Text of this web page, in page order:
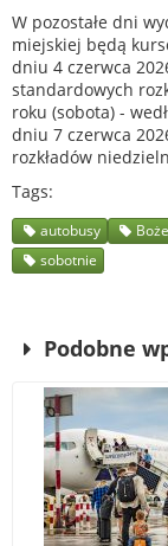
W pozostałe dni
miejskiej będą
dniu 4 czerwca
standardowych
roku (sobota) -
dniu 7 czerwca
rozkładów
Tags
autobusy
sobotnie
Podobne